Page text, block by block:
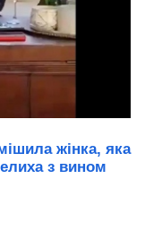
жінка, яка
з вином